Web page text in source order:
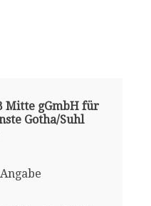
Mitte gGmbH für
Gotha/Suhl